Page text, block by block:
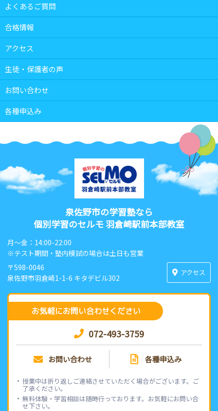
よくあるご質問
合格情報
アクセス
生徒・保護者の声
お問い合わせ
各種申込み
泉佐野市の学習塾なら
個別学習のセルモ 羽倉崎駅前本部教室
月〜金：14:00-22:00
※テスト期間・塾内模試の場合は土日も営業
〒598-0046
泉佐野市羽倉崎1-1-6 キタデビル302
アクセス
お気軽にお問い合わせください
072-493-3759
お問い合わせ 各種申込み
授業中は折り返しご連絡させていただく場合がございます。ご
了承ください。
無料体験・学習相談は随時行っております。お気軽にお問い合
せ下さい。